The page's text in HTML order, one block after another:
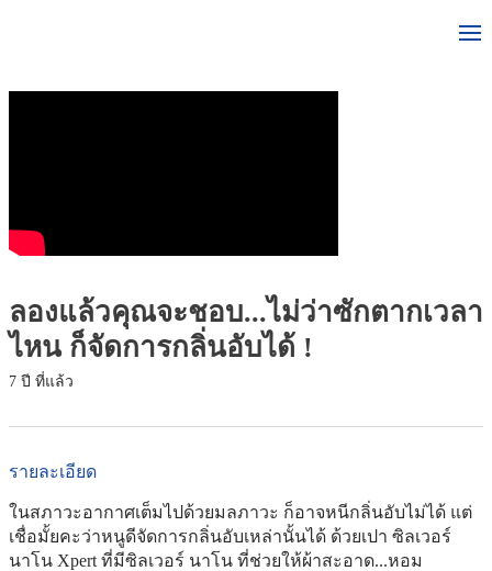
ลองแล้วคุณจะชอบ...ไม่ว่าซักตากเวลา
ไหน ก็จัดการกลิ่นอับได้ !
7 ปี ที่แล้ว
รายละเอียด
ในสภาวะอากาศเต็มไปด้วยมลภาวะ ก็อาจหนีกลิ่นอับไม่ได้ แต่
เชื่อมั้ยคะว่าหนูดีจัดการกลิ่นอับเหล่านั้นได้ ด้วยเปา ซิลเวอร์
นาโน Xpert ที่มีซิลเวอร์ นาโน ที่ช่วยให้ผ้าสะอาด...หอม